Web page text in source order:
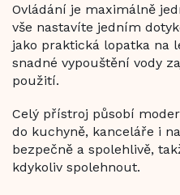
Ovládání je maximálně
vše nastavíte jedním
jako praktická lopatka na
snadné vypouštění vody
použití.
Celý přístroj působí
do kuchyně, kanceláře i
bezpečně a spolehlivě,
kdykoliv spolehnout.